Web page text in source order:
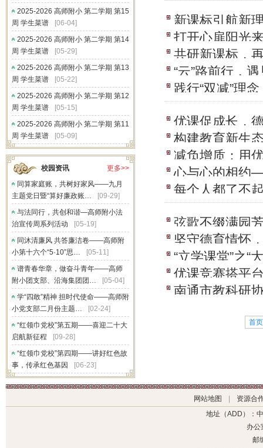
新课标引航新
参加开发区语
打开心扉阳光
比赛研讨活动
共研新课标，
活动
“云”路前行，
践行“双减”理
优课促成长，
上观摩研讨活
构建教育新生
我校教学工作
减负增质：用
心与心的相约
专题研修活动
每个人都了不
弦歌不缀满园
坚守德育情怀
活动
“立学课堂”之“
进现场会精…
优课竞赛搭平
康教育优课评
南通市教科研
目”专题研讨
首页
2025-2026 高师附小 第二学期 第15
周 学生菜谱
[06-04]
2025-2026 高师附小 第二学期 第14
周 学生菜谱
[05-29]
2025-2026 高师附小 第二学期 第13
周 学生菜谱
[05-22]
2025-2026 高师附小 第二学期 第12
周 学生菜谱
[05-15]
2025-2026 高师附小 第二学期 第11
周 学生菜谱
[05-09]
更多>>
校园资讯
同算家庭账，共树好家风——九月
主题党日暨“算好廉政账…
[09-29]
与法同行，共创和谐—高师附小法
治宣传周系列活动
[05-19]
同沐清廉风 共答廉洁卷——高师附
小第十六个“5·10”思…
[05-11]
谱青春华章，做奋斗青年——高师
附小团支部、沿海集团团…
[05-04]
学“四敢”精神 担时代使命——高师附
小党支部二月份主题…
[02-24]
“红领巾党校”第五期——喜迎二十大
启航新征程
[09-28]
“红领巾党校”第四期——讲好红色故
事，传承红色基因
[06-23]
网站地图
资源合
地址（ADD）：
办公
邮